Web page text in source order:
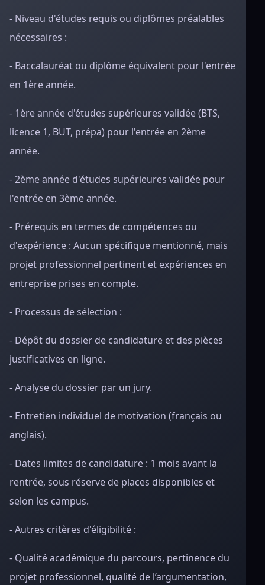
- Niveau d'études requis ou diplômes préalables
nécessaires :
- Baccalauréat ou diplôme équivalent pour l'entrée
en 1ère année.
- 1ère année d'études supérieures validée (BTS,
licence 1, BUT, prépa) pour l'entrée en 2ème
année.
- 2ème année d'études supérieures validée pour
l'entrée en 3ème année.
- Prérequis en termes de compétences ou
d'expérience : Aucun spécifique mentionné, mais
projet professionnel pertinent et expériences en
entreprise prises en compte.
- Processus de sélection :
- Dépôt du dossier de candidature et des pièces
justificatives en ligne.
- Analyse du dossier par un jury.
- Entretien individuel de motivation (français ou
anglais).
- Dates limites de candidature : 1 mois avant la
rentrée, sous réserve de places disponibles et
selon les campus.
- Autres critères d'éligibilité :
- Qualité académique du parcours, pertinence du
projet professionnel, qualité de l’argumentation,